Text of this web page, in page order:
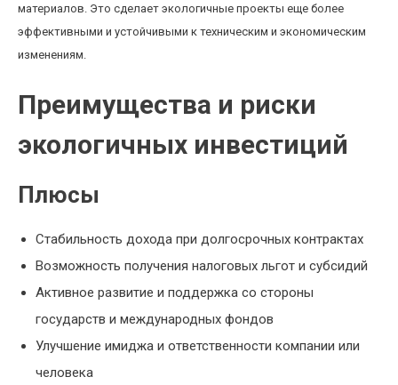
материалов. Это сделает экологичные проекты еще более
эффективными и устойчивыми к техническим и экономическим
изменениям.
Преимущества и риски
экологичных инвестиций
Плюсы
Стабильность дохода при долгосрочных контрактах
Возможность получения налоговых льгот и субсидий
Активное развитие и поддержка со стороны
государств и международных фондов
Улучшение имиджа и ответственности компании или
человека